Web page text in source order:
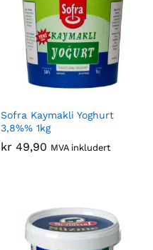
Sofra Kaymakli Yoghurt
3,8%% 1kg
kr 49,90 MVA inkludert